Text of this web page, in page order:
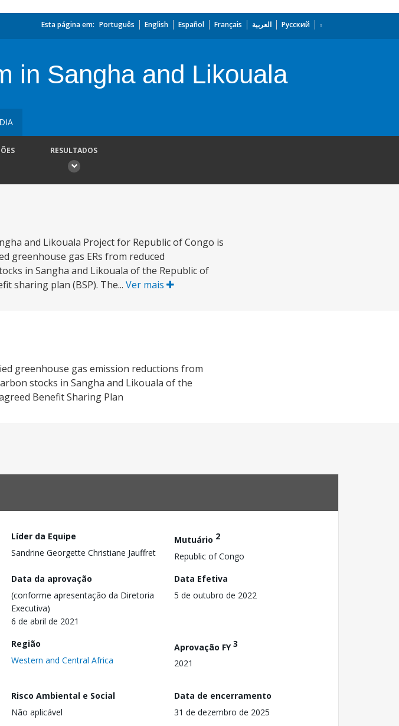
Esta página em: Português English Español Français العربية Русский
in Sangha and Likouala
RESULTADOS
and Likouala Project for Republic of Congo is
greenhouse gas ERs from reduced
in Sangha and Likouala of the Republic of
sharing plan (BSP). The... Ver mais
greenhouse gas emission reductions from
stocks in Sangha and Likouala of the
Benefit Sharing Plan
Líder da Equipe
Sandrine Georgette Christiane Jauffret
Mutuário 2
Republic of Congo
Data da aprovação
(conforme apresentação da Diretoria
Executiva)
6 de abril de 2021
Data Efetiva
5 de outubro de 2022
Região
Western and Central Africa
Aprovação FY3
2021
Risco Ambiental e Social
Não aplicável
Data de encerramento
31 de dezembro de 2025